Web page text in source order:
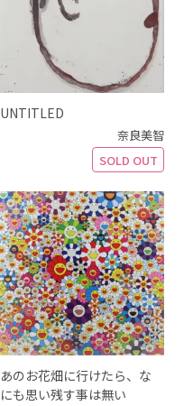
UNTITLED
奈良美智
SOLD OUT
あのお花畑に行けたら、な
にも思い残す事は無い